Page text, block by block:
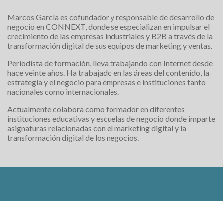
Marcos García es cofundador y responsable de desarrollo de
negocio en CONNEXT, donde se especializan en impulsar el
crecimiento de las empresas industriales y B2B a través de la
transformación digital de sus equipos de marketing y ventas.
Periodista de formación, lleva trabajando con Internet desde
hace veinte años. Ha trabajado en las áreas del contenido, la
estrategia y el negocio para empresas e instituciones tanto
nacionales como internacionales.
Actualmente colabora como formador en diferentes
instituciones educativas y escuelas de negocio donde imparte
asignaturas relacionadas con el marketing digital y la
transformación digital de los negocios.